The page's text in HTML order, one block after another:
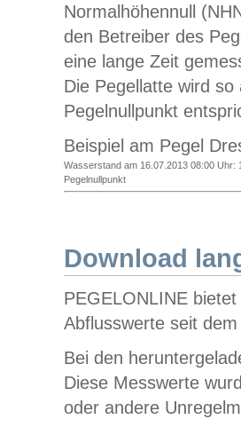
Normalhöhennull
den Betreiber des
eine lange Zeit
Die Pegellatte wird
Pegelnullpunkt
Beispiel am Pegel
Wasserstand am 16.07.2013 08:00 Uhr:
Pegelnullpunkt
Download
PEGELONLINE
Abflusswerte seit
Bei den
Diese Messwerte
oder andere